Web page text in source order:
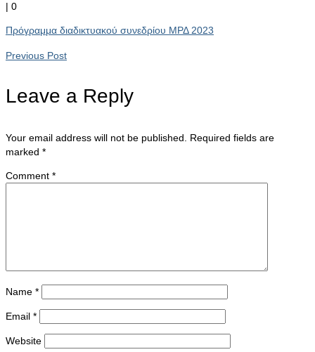
| 0
Πρόγραμμα διαδικτυακού συνεδρίου ΜΡΔ 2023
Previous Post
Leave a Reply
Your email address will not be published.
Required fields are
marked *
Comment *
Name *
Email *
Website